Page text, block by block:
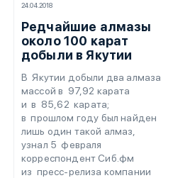
24.04.2018
Редчайшие алмазы
около 100 карат
добыли в Якутии
В Якутии добыли два алмаза
массой в 97,92 карата
и в 85,62 карата;
в прошлом году был найден
лишь один такой алмаз,
узнал 5 февраля
корреспондент Сиб.фм
из пресс-релиза компании